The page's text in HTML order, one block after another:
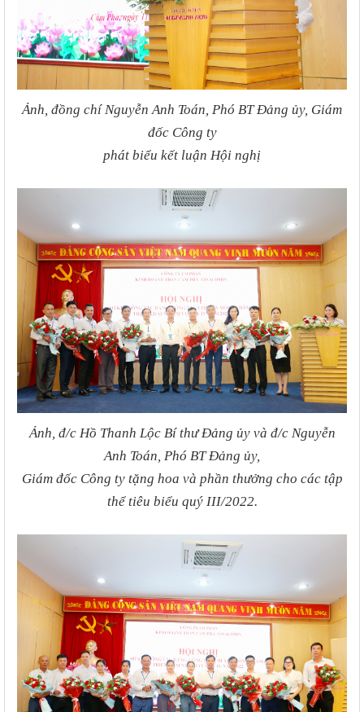
Ảnh, đồng chí Nguyễn Anh Toán, Phó BT Đảng ủy, Giám
đốc Công ty
phát biểu kết luận Hội nghị
Ảnh, đ/c Hồ Thanh Lộc Bí thư Đảng ủy và đ/c Nguyễn
Anh Toán, Phó BT Đảng ủy,
Giám đốc Công ty tặng hoa và phần thưởng cho các tập
thể tiêu biểu quý III/2022.